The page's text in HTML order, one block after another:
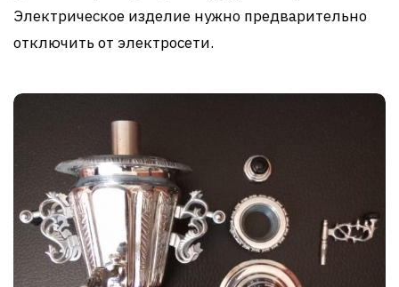
Электрическое изделие нужно предварительно
отключить от электросети.